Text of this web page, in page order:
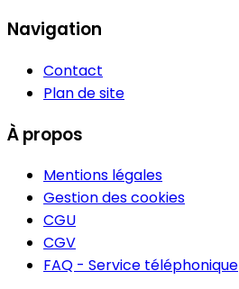
Navigation
Contact
Plan de site
À propos
Mentions légales
Gestion des cookies
CGU
CGV
FAQ - Service téléphonique